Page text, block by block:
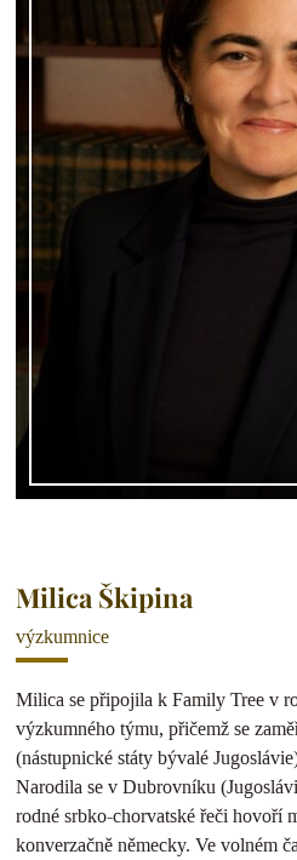
Milica Škipina
výzkumnice
Milica se připojila k Family Tree v
výzkumného týmu, přičemž se
(nástupnické státy bývalé
Narodila se v Dubrovníku
rodné srbko-chorvatské řeči hovoří
konverzačně německy. Ve volném